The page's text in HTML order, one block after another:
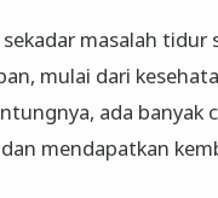
masalah
mulai dari
ada banyak
mendapatkan